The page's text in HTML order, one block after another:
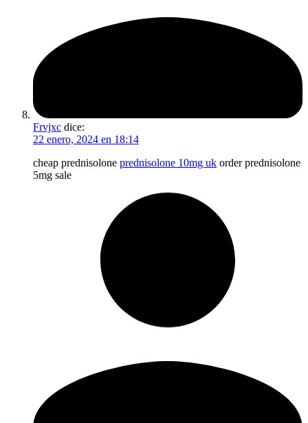
Frvjxc dice:
22 enero, 2024 en 18:14
cheap prednisolone prednisolone 10mg uk order prednisolone
5mg sale